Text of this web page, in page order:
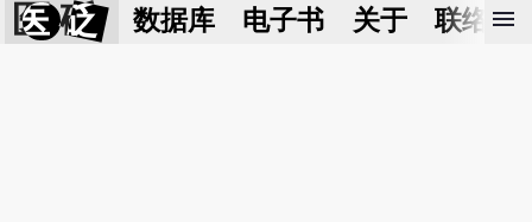
医 砭 数据库 电子书 关于 联络我
menu